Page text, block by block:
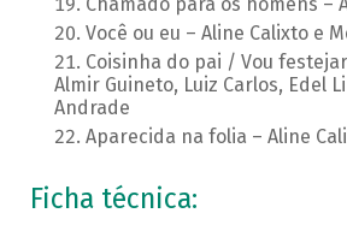
Chamado para os homens –
Você ou eu – Aline Calixto e
Coisinha do pai / Vou
Almir Guineto, Luiz Carlos, Edel
Andrade
Aparecida na folia – Aline
Ficha técnica: